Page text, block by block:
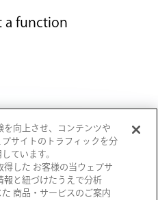
a function
を向上させ、コンテンツや
サイトのトラフィックを分
ています。
得した お客様の当ウェブサ
報と紐づけたうえで分析
商品・サービスのご案内